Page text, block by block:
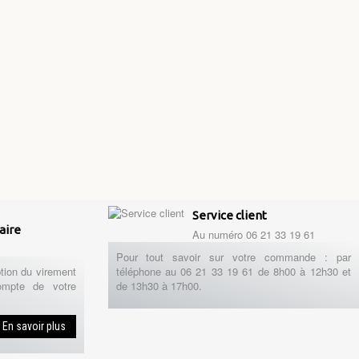
du virement
de votre
En savoir plus
Service client
Au numéro 06 21 33 19 61
Pour tout savoir sur votre commande : par
téléphone au 06 21 33 19 61 de 8h00 à 12h30 et
de 13h30 à 17h00.